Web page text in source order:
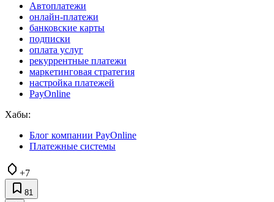
Автоплатежи
онлайн-платежи
банковские карты
подписки
оплата услуг
рекуррентные платежи
маркетинговая стратегия
настройка платежей
PayOnline
Хабы:
Блог компании PayOnline
Платежные системы
+7
81